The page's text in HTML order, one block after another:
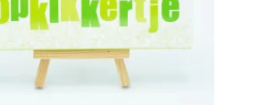
Emulgator: